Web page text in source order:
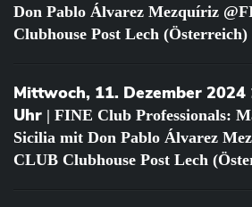
Don Pablo Álvarez Mezquíriz
Clubhouse Post Lech (Österreich)
Mittwoch, 11. Dezember
Uhr | FINE Club Professionals:
Sicilia mit Don Pablo Álvarez
CLUB Clubhouse Post Lech